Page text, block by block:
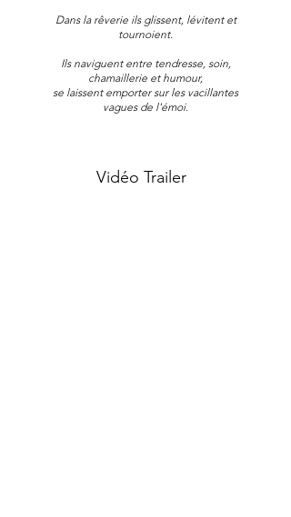
Dans la rêverie ils glissent, lévitent et
tournoient.
Ils naviguent entre tendresse, soin,
chamaillerie et humour,
se laissent emporter sur les vacillantes
vagues de l'émoi.
Vidéo Trailer